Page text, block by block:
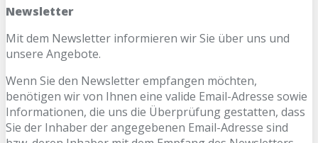
Newsletter
Mit dem Newsletter informieren wir Sie über uns und
unsere Angebote.
Wenn Sie den Newsletter empfangen möchten,
benötigen wir von Ihnen eine valide Email-Adresse sowie
Informationen, die uns die Überprüfung gestatten, dass
Sie der Inhaber der angegebenen Email-Adresse sind